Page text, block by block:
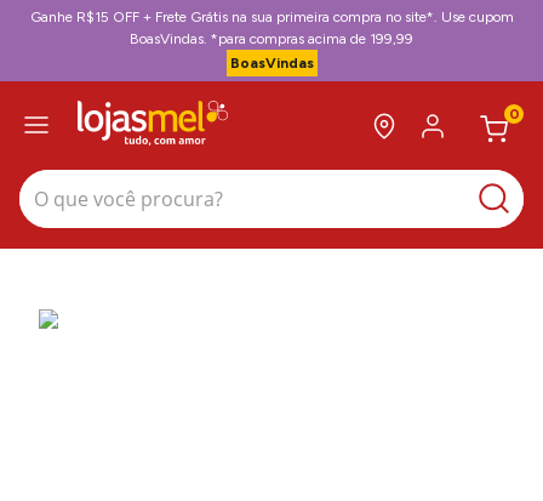
Ganhe R$15 OFF + Frete Grátis na sua primeira compra no site*. Use cupom
BoasVindas. *para compras acima de 199,99
BoasVindas
0
O que você procura?